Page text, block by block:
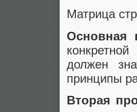
Матрица
Основная
должен
принципы
Вторая